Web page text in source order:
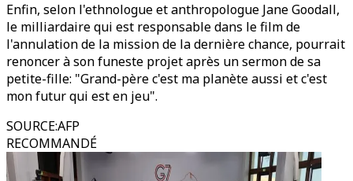
Enfin, selon l'ethnologue et anthropologue Jane Goodall,
le milliardaire qui est responsable dans le film de
l'annulation de la mission de la dernière chance, pourrait
renoncer à son funeste projet après un sermon de sa
petite-fille: "Grand-père c'est ma planète aussi et c'est
mon futur qui est en jeu".
SOURCE:AFP
RECOMMANDÉ